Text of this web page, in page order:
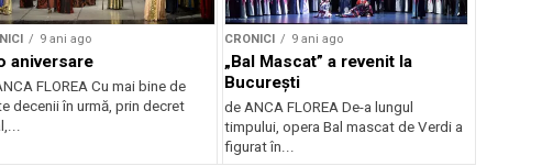
9 ani ago
aniversare
FLOREA Cu mai bine de
decenii în urmă, prin decret
CRONICI 9 ani ago
„Bal Mascat” a revenit la
București
de ANCA FLOREA De-a lungul
timpului, opera Bal mascat de Verdi a
figurat în...